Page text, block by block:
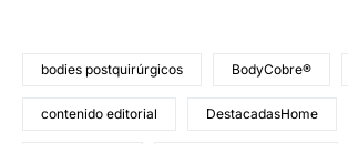
bodies postquirúrgicos BodyCobre®
contenido editorial DestacadasHome